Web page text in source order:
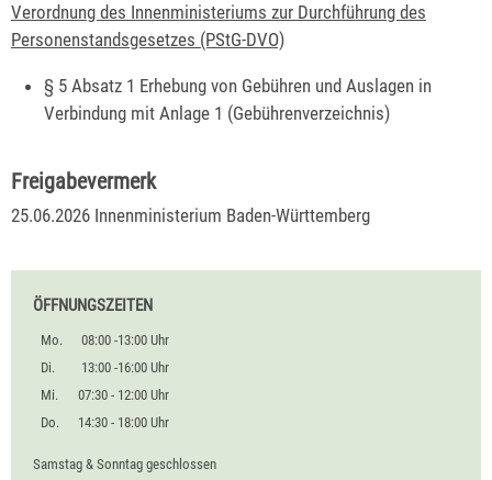
Verordnung des Innenministeriums zur Durchführung des
Personenstandsgesetzes (PStG-DVO)
§ 5 Absatz 1 Erhebung von Gebühren und Auslagen in
Verbindung mit Anlage 1 (Gebührenverzeichnis)
Freigabevermerk
25.06.2026 Innenministerium Baden-Württemberg
ÖFFNUNGSZEITEN
Mo.
08:00 -13:00 Uhr
Di.
13:00 -16:00 Uhr
Mi.
07:30 - 12:00 Uhr
Do.
14:30 - 18:00 Uhr
Samstag & Sonntag geschlossen